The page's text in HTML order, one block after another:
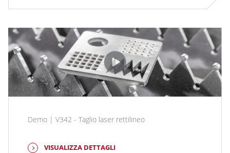
Demo | V342 - Taglio laser rettilineo
VISUALIZZA DETTAGLI